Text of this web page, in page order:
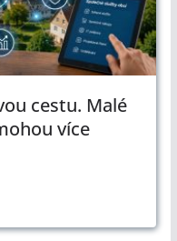
cestu. Malé
více